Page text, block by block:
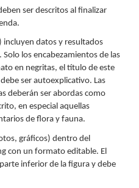
ser descritos al finalizar
incluyen datos y resultados
los encabezamientos de las
en negritas, el título de este
ser autoexplicativo. Las
deberán ser abordas como
en especial aquellas
de flora y fauna.
gráficos) dentro del
con un formato editable. El
inferior de la figura y debe